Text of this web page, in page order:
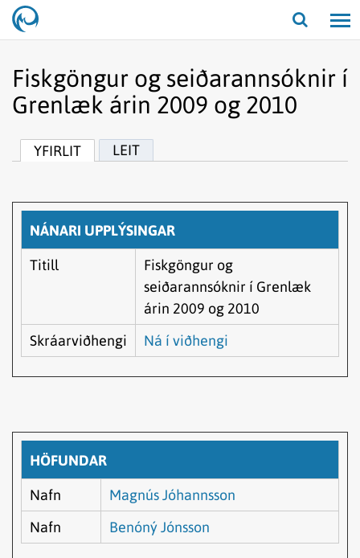
Opna/
Fiskgöngur og seiðarannsóknir í
Grenlæk árin 2009 og 2010
YFIRLIT LEIT
NÁNARI UPPLÝSINGAR
Titill
Fiskgöngur og
seiðarannsóknir í Grenlæk
árin 2009 og 2010
Skráarviðhengi
Ná í viðhengi
HÖFUNDAR
Nafn
Magnús Jóhannsson
Nafn
Benóný Jónsson